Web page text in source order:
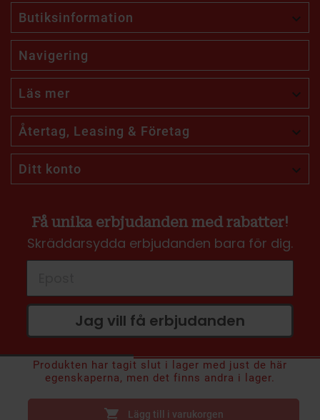
49 kr
Inkl. moms
Produkten har tagit slut i lager med just de här
egenskaperna, men det finns andra i lager.
 Lägg till i varukorgen
Butiksinformation 
Navigering
Läs mer 
Återtag, Leasing & Företag 
Ditt konto 
Få unika erbjudanden med rabatter!
Skräddarsydda erbjudanden bara för dig.
Jag vill få erbjudanden